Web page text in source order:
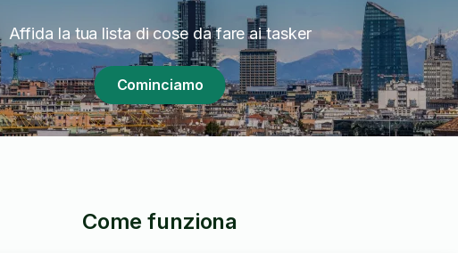
Affida la tua lista di cose da fare ai tasker
Cominciamo
Come funziona